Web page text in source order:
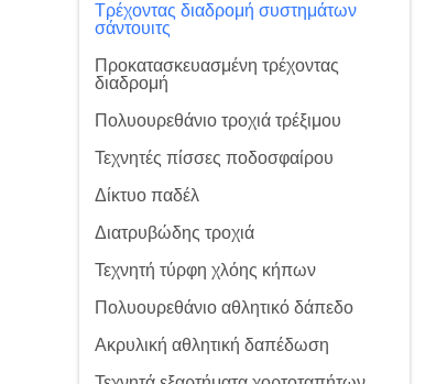
Τρέχοντας διαδρομή συστημάτων
σάντουιτς
Προκατασκευασμένη τρέχοντας
διαδρομή
Πολυουρεθάνιο τροχιά τρέξιμου
Τεχνητές πίσσες ποδοσφαίρου
Δίκτυο παδέλ
Διατρυβώδης τροχιά
Τεχνητή τύρφη χλόης κήπων
Πολυουρεθάνιο αθλητικό δάπεδο
Ακρυλική αθλητική δαπέδωση